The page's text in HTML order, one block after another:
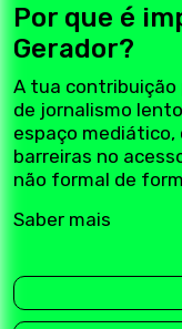
Por que é
Gerador?
A tua
de jornalismo
espaço mediático,
barreiras no
não formal de
Saber mais